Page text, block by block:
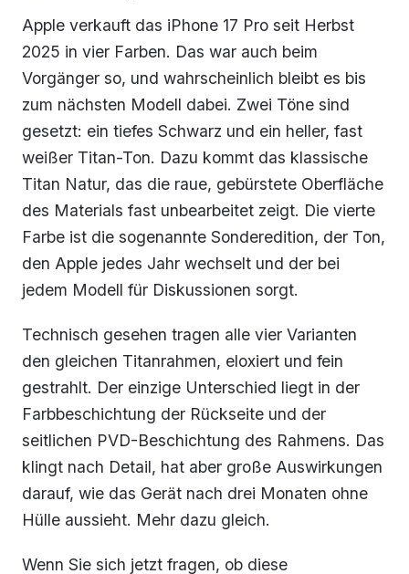
Apple verkauft das iPhone 17 Pro seit Herbst
2025 in vier Farben. Das war auch beim
Vorgänger so, und wahrscheinlich bleibt es bis
zum nächsten Modell dabei. Zwei Töne sind
gesetzt: ein tiefes Schwarz und ein heller, fast
weißer Titan-Ton. Dazu kommt das klassische
Titan Natur, das die raue, gebürstete Oberfläche
des Materials fast unbearbeitet zeigt. Die vierte
Farbe ist die sogenannte Sonderedition, der Ton,
den Apple jedes Jahr wechselt und der bei
jedem Modell für Diskussionen sorgt.
Technisch gesehen tragen alle vier Varianten
den gleichen Titanrahmen, eloxiert und fein
gestrahlt. Der einzige Unterschied liegt in der
Farbbeschichtung der Rückseite und der
seitlichen PVD-Beschichtung des Rahmens. Das
klingt nach Detail, hat aber große Auswirkungen
darauf, wie das Gerät nach drei Monaten ohne
Hülle aussieht. Mehr dazu gleich.
Wenn Sie sich jetzt fragen, ob diese